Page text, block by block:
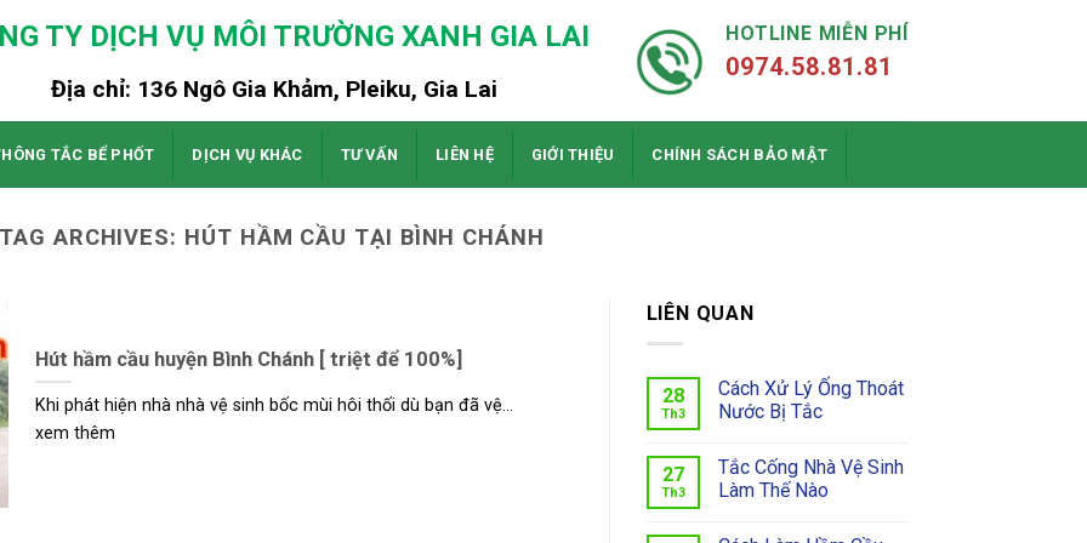
TY DỊCH VỤ MÔI TRƯỜNG XANH GIA LAI
Địa chỉ: 136 Ngô Gia Khảm, Pleiku, Gia Lai
HOTLINE MIỄN PHÍ
0974.58.81.81
TẮC BỂ PHỐT DỊCH VỤ KHÁC TƯ VẤN LIÊN HỆ GIỚI THIỆU CHÍNH SÁCH BẢO MẬT
TAG ARCHIVES: HÚT HẦM CẦU TẠI BÌNH CHÁNH
Hút hầm cầu huyện Bình Chánh [ triệt để 100%]
Khi phát hiện nhà nhà vệ sinh bốc mùi hôi thối dù bạn đã vệ...
xem thêm
LIÊN QUAN
28
Th3
Cách Xử Lý Ống Thoát
Nước Bị Tắc
27
Th3
Tắc Cống Nhà Vệ Sinh
Làm Thế Nào